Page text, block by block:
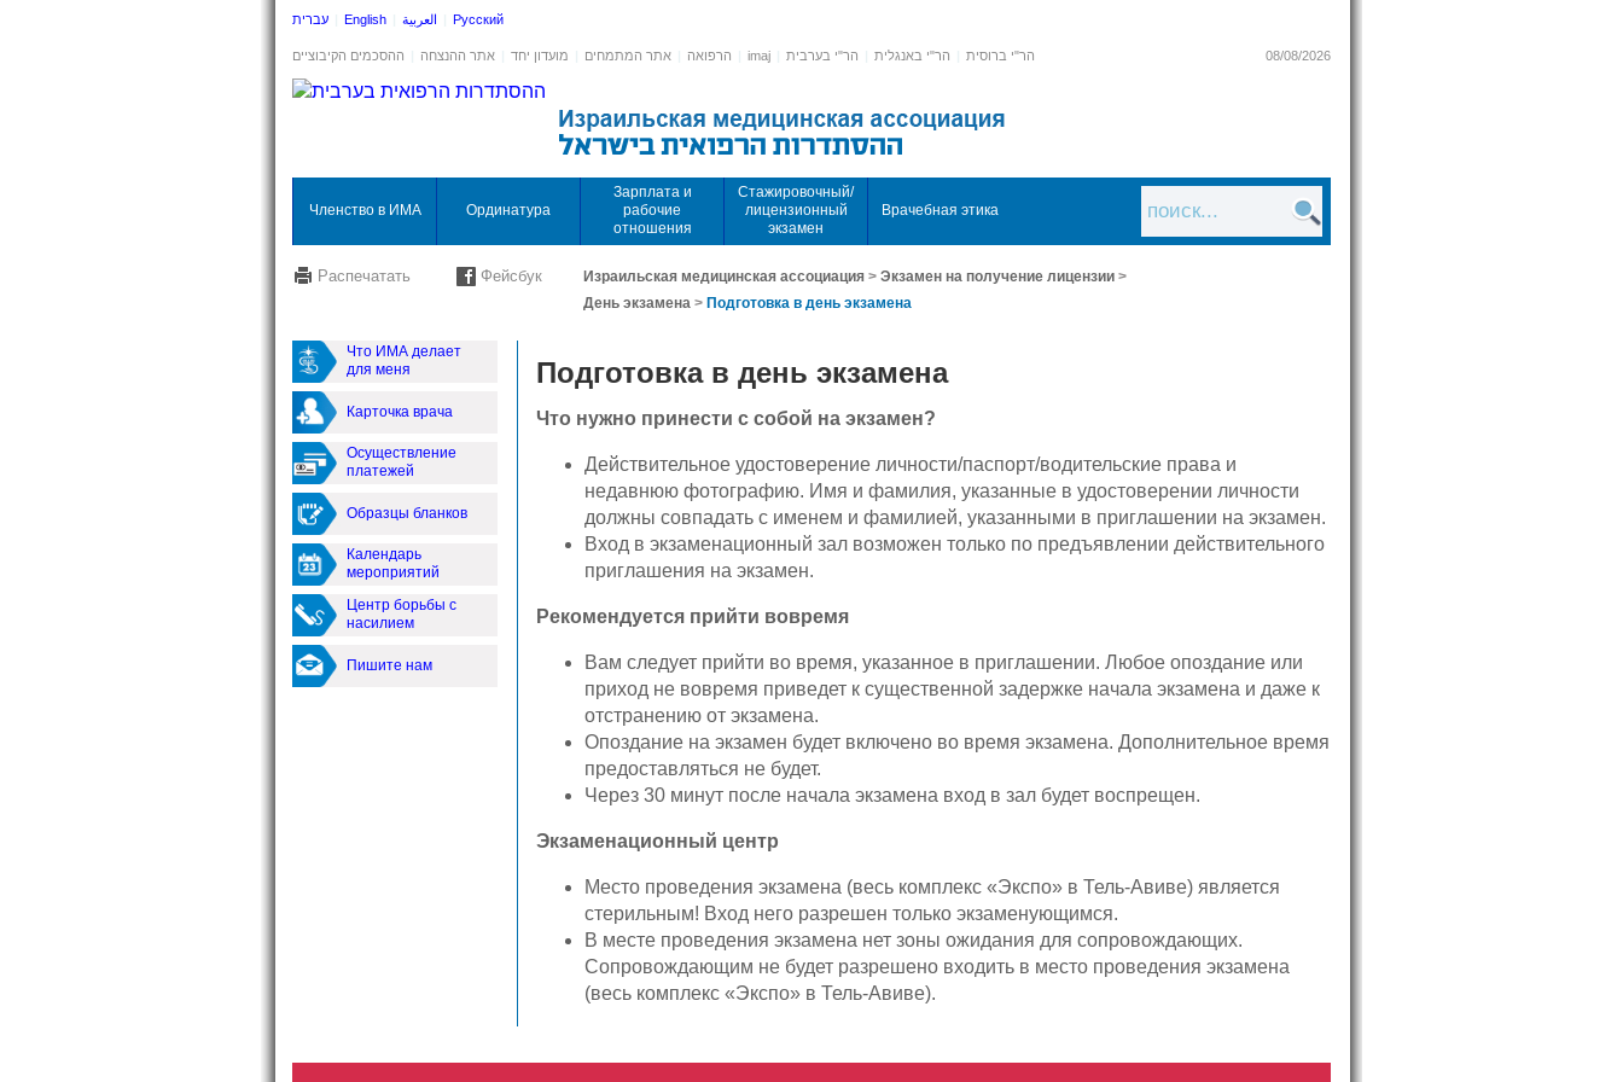
עברית English العربية Русский
ההסכמים הקיבוציים אתר ההנצחה מועדון יחד אתר המתמחים הרפואה imaj הר"י בערבית הר"י באנגלית הר"י ברוסית 08/08/2026
Членство в ИМА Ординатура
Зарплата и
рабочие
отношения
Стажировочный/
лицензионный
экзамен
Врачебная этика
Распечатать Фейсбук Израильская медицинская ассоциация > Экзамен на получение лицензии >
День экзамена > Подготовка в день экзамена
Что ИМА делает
для меня
Карточка врача
Осуществление
платежей
Образцы бланков
Календарь
мероприятий
Центр борьбы с
насилием
Пишите нам
Подготовка в день экзамена
Что нужно принести с собой на экзамен?
Действительное удостоверение личности/паспорт/водительские права и
недавнюю фотографию. Имя и фамилия, указанные в удостоверении личности
должны совпадать с именем и фамилией, указанными в приглашении на экзамен.
Вход в экзаменационный зал возможен только по предъявлении действительного
приглашения на экзамен.
Рекомендуется прийти вовремя
Вам следует прийти во время, указанное в приглашении. Любое опоздание или
приход не вовремя приведет к существенной задержке начала экзамена и даже к
отстранению от экзамена.
Опоздание на экзамен будет включено во время экзамена. Дополнительное время
предоставляться не будет.
Через 30 минут после начала экзамена вход в зал будет воспрещен.
Экзаменационный центр
Место проведения экзамена (весь комплекс «Экспо» в Тель-Авиве) является
стерильным! Вход него разрешен только экзаменующимся.
В месте проведения экзамена нет зоны ожидания для сопровождающих.
Сопровождающим не будет разрешено входить в место проведения экзамена
(весь комплекс «Экспо» в Тель-Авиве).